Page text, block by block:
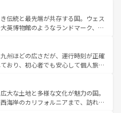
祥地であるランス、プロヴァンスの
など、多彩な楽しみ方が可能だ。さ
にも魅力が溢れており、どの街角に
それぞれで全く異なる文化を体験で
。 なお、新着のフランス情報はコンテンツ一覧
こを歩いても飽きることがない。ベ
バイエルン州のアルプスの絶景、そ
イン畑といった風景は必見。ビール
験してほしい。 なお、新着の
ツ一覧を参照してほしい。
伝統と最先端が共存する国。ウェス
英博物館のようなランドマーク、歴
がある。また、優雅なアフタヌーン
はたまらない英国パブ、サッカー観
そできる体験も豊富。イギリスを旅
しい。
州ほどの広さだが、運行時刻が正確
おり、初心者でも安心して個人旅行
町や、スイスならではのユニークな
ス観光だけでなく町歩きも満喫する
所得が高いため物価も高いが、旅行
大な土地と多様な文化が魅力の国。
海岸のカリフォルニアまで、訪れる